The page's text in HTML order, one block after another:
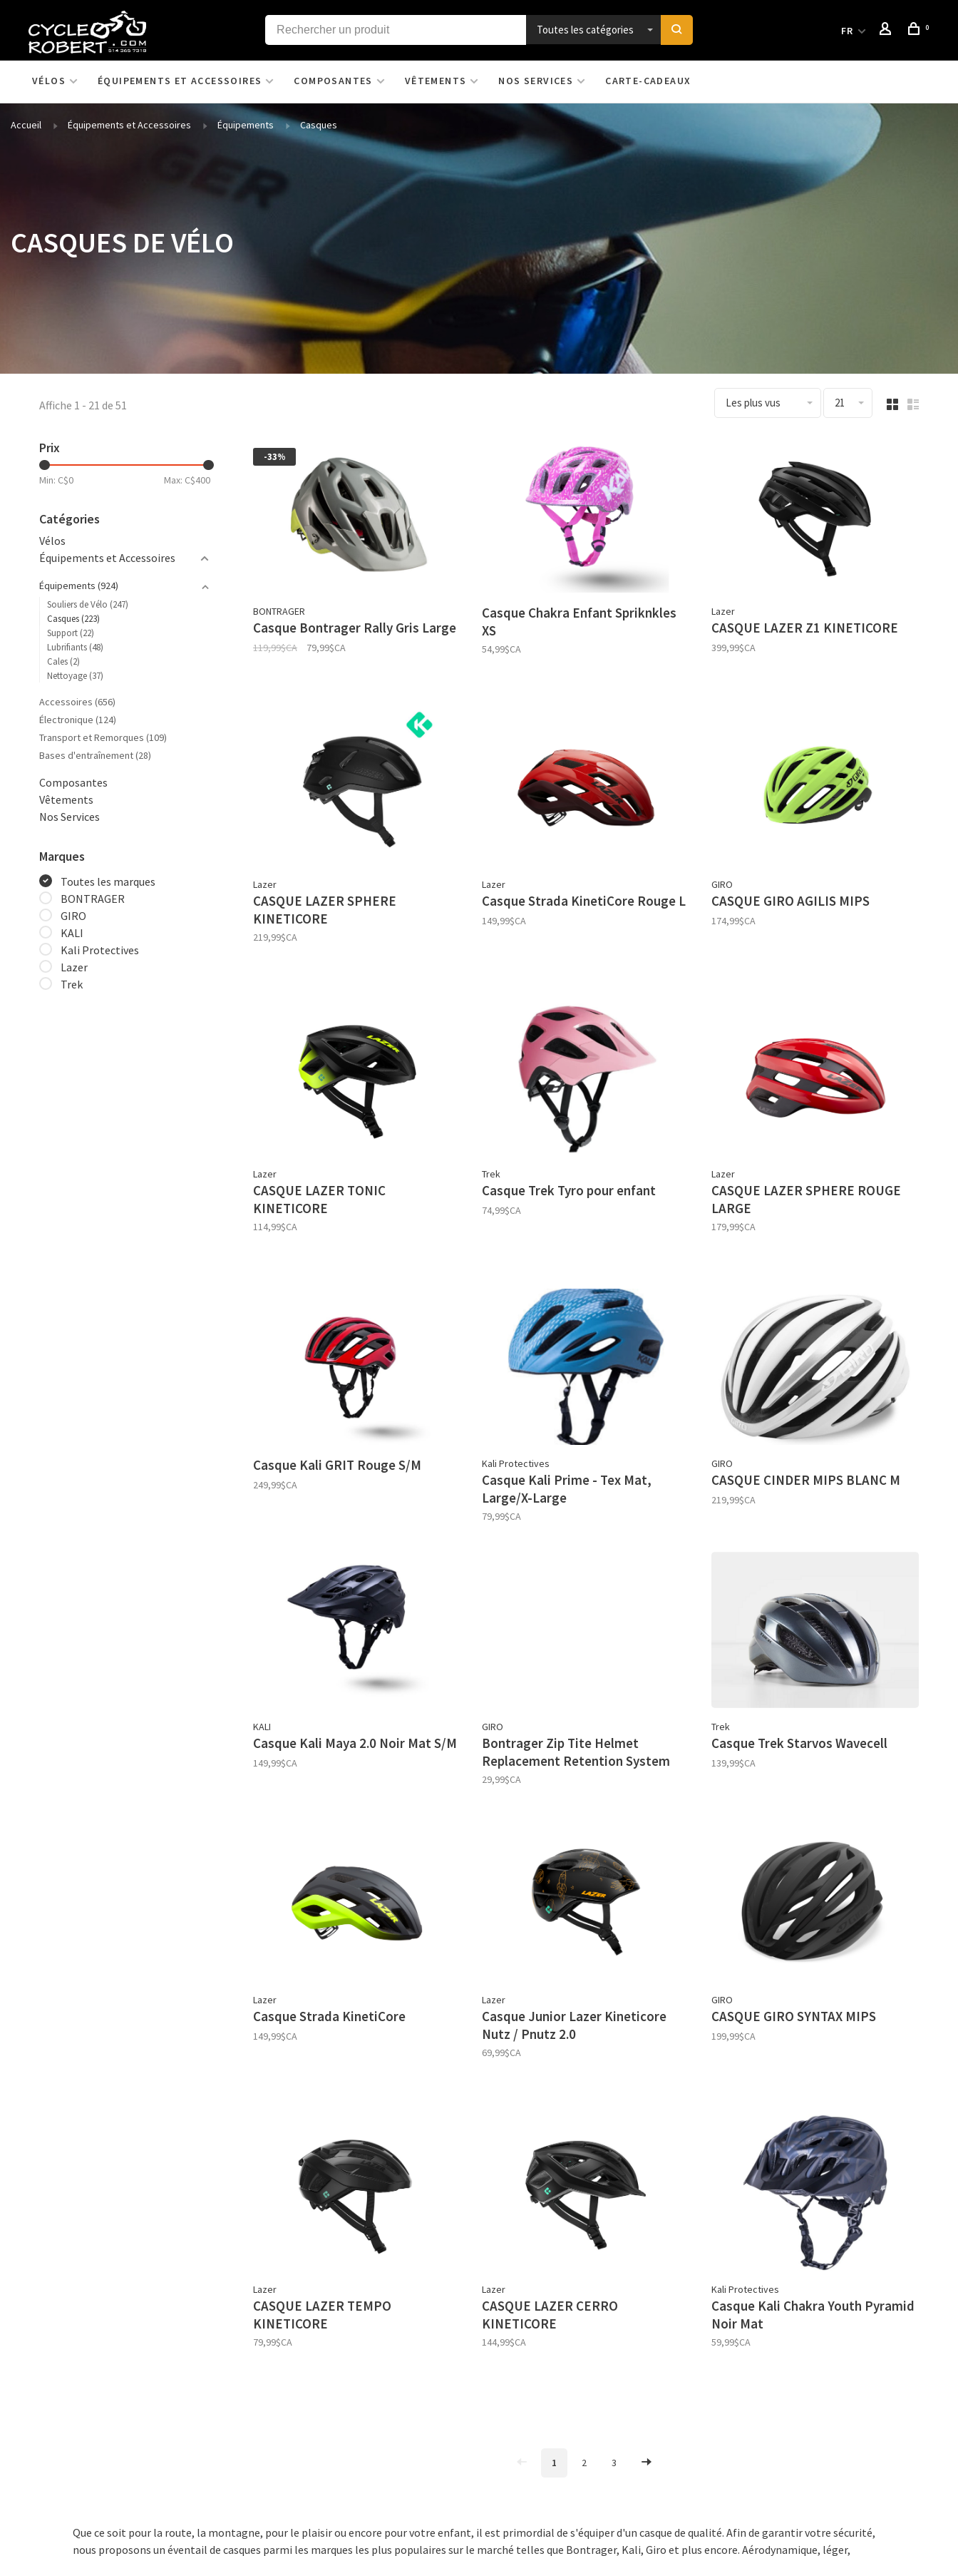
Toutes les catégories FR 0
VÉLOS ÉQUIPEMENTS ET ACCESSOIRES COMPOSANTES VÊTEMENTS NOS SERVICES CARTE-CADEAUX
Accueil Équipements et Accessoires Équipements Casques
CASQUES DE VÉLO
Affiche 1 - 21 de 51 Les plus vus 21
Prix
Min: C$0 Max: C$400
Catégories
Vélos
Équipements et Accessoires
Équipements (924)
Souliers de Vélo (247)
Casques (223)
Support (22)
Lubrifiants (48)
Cales (2)
Nettoyage (37)
Accessoires (656)
Électronique (124)
Transport et Remorques (109)
Bases d'entraînement(28)
Composantes
Vêtements
Nos Services
Marques
Toutes les marques
BONTRAGER
GIRO
KALI
Kali Protectives
Lazer
Trek
-33%
BONTRAGER
Casque Bontrager Rally Gris Large
119,99$CA 79,99$CA
Casque Chakra Enfant Spriknkles
XS
54,99$CA
Lazer
CASQUE LAZER Z1 KINETICORE
399,99$CA
Lazer
CASQUE LAZER SPHERE
KINETICORE
219,99$CA
Lazer
Casque Strada KinetiCore Rouge L
149,99$CA
GIRO
CASQUE GIRO AGILIS MIPS
174,99$CA
Lazer
CASQUE LAZER TONIC
KINETICORE
114,99$CA
Trek
Casque Trek Tyro pour enfant
74,99$CA
Lazer
CASQUE LAZER SPHERE ROUGE
LARGE
179,99$CA
Casque Kali GRIT Rouge S/M
249,99$CA
Kali Protectives
Casque Kali Prime - Tex Mat,
Large/X-Large
79,99$CA
GIRO
CASQUE CINDER MIPS BLANC M
219,99$CA
KALI
Casque Kali Maya 2.0 Noir Mat S/M
149,99$CA
GIRO
Bontrager Zip Tite Helmet
Replacement Retention System
29,99$CA
Trek
Casque Trek Starvos Wavecell
139,99$CA
Lazer
Casque Strada KinetiCore
149,99$CA
Lazer
Casque Junior Lazer Kineticore
Nutz / Pnutz 2.0
69,99$CA
GIRO
CASQUE GIRO SYNTAX MIPS
199,99$CA
Lazer
CASQUE LAZER TEMPO
KINETICORE
79,99$CA
Lazer
CASQUE LAZER CERRO
KINETICORE
144,99$CA
Kali Protectives
Casque Kali Chakra Youth Pyramid
Noir Mat
59,99$CA
1 2 3
Que ce soit pour la route, la montagne, pour le plaisir ou encore pour votre enfant, il est primordial de s'équiper d'un casque de qualité. Afin de garantir votre sécurité,
nous proposons un éventail de casques parmi les marques les plus populaires sur le marché telles que Bontrager, Kali, Giro et plus encore. Aérodynamique, léger,